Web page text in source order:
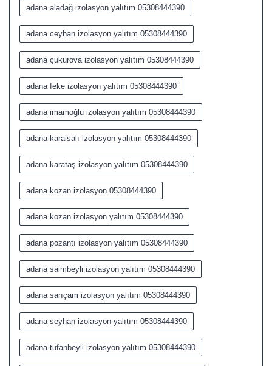
adana aladağ izolasyon yalıtım 05308444390
adana ceyhan izolasyon yalıtım 05308444390
adana çukurova izolasyon yalıtım 05308444390
adana feke izolasyon yalıtım 05308444390
adana imamoğlu izolasyon yalıtım 05308444390
adana karaisalı izolasyon yalıtım 05308444390
adana karataş izolasyon yalıtım 05308444390
adana kozan izolasyon 05308444390
adana kozan izolasyon yalıtım 05308444390
adana pozantı izolasyon yalıtım 05308444390
adana saimbeyli izolasyon yalıtım 05308444390
adana sarıçam izolasyon yalıtım 05308444390
adana seyhan izolasyon yalıtım 05308444390
adana tufanbeyli izolasyon yalıtım 05308444390